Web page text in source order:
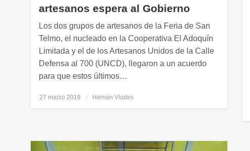
artesanos espera al Gobierno
Los dos grupos de artesanos de la Feria de San
Telmo, el nucleado en la Cooperativa El Adoquín
Limitada y el de los Artesanos Unidos de la Calle
Defensa al 700 (UNCD), llegaron a un acuerdo
para que estos últimos…
Publicado
27 marzo 2019 Hernán Viudes